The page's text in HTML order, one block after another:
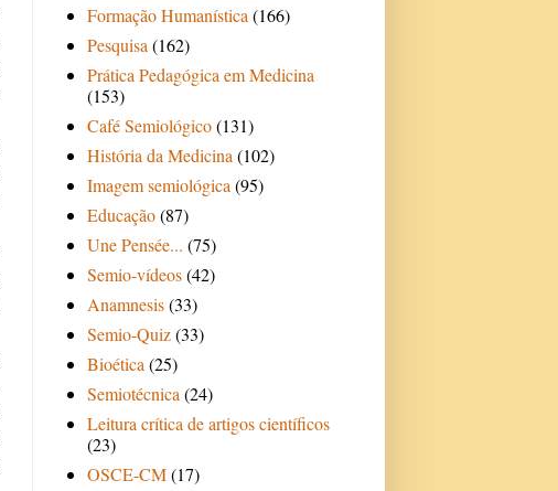
Formação Humanística (166)
Pesquisa (162)
Prática Pedagógica em Medicina
(153)
Café Semiológico(131)
História da Medicina (102)
Imagem semiológica (95)
Educação(87)
Une Pensée... (75)
Semio-vídeos(42)
Anamnesis(33)
Semio-Quiz(33)
Bioética (25)
Semiotécnica (24)
Leitura crítica de artigos científicos
(23)
OSCE-CM(17)